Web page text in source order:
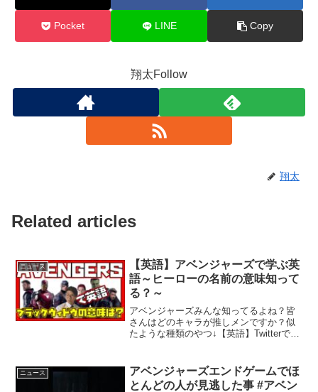
Pocket LINE Copy
翔太Follow
翔太
Related articles
ニュース
【英語】アベンジャーズで学ぶ英
語～ヒーローの名前の意味知って
る？～
アベンジャーズみんな知ってるよね？皆
さんはどのキャラが推しメンですか？似
たような種類のやつ↓【英語】Twitterで覚
学ぶ英語⇒【英語】トイレで学ぶ英語
No,1⇒【英...
ニュース
アベンジャーズエンドゲームでほ
とんどの人が見逃した事 #アベン